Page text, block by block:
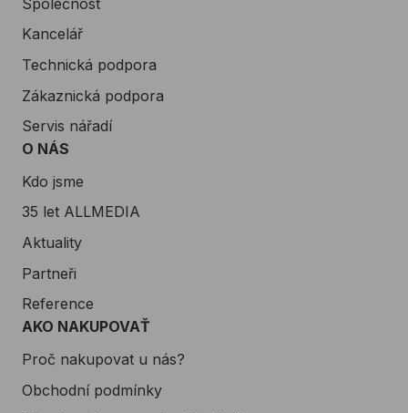
Kancelář
Technická podpora
Zákaznická podpora
Servis nářadí
O NÁS
Kdo jsme
35 let ALLMEDIA
Aktuality
Partneři
Reference
AKO NAKUPOVAŤ
Proč nakupovat u nás?
Obchodní podmínky